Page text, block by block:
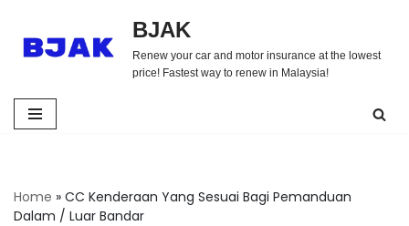
Skip
BJAK
Renew your car and motor insurance at the lowest
price! Fastest way to renew in Malaysia!
Home » CC Kenderaan Yang Sesuai Bagi Pemanduan
Dalam / Luar Bandar